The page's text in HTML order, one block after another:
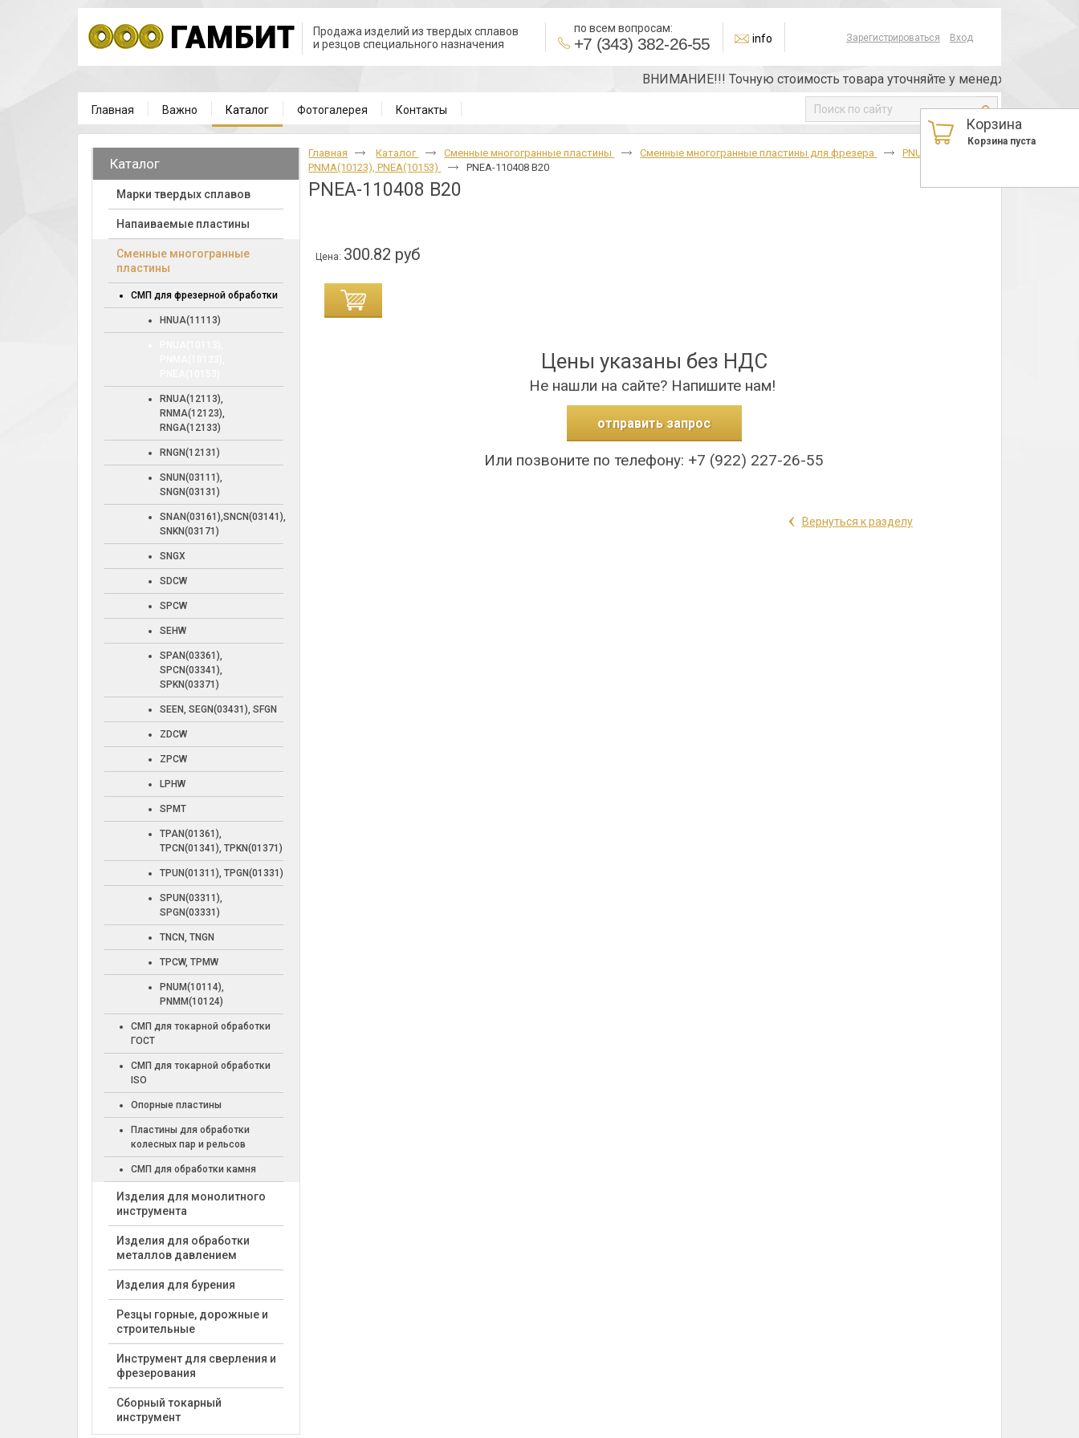
Зарегистрироваться Вход
Продажа изделий из твердых сплавов
и резцов специального назначения
по всем вопросам:
+7 (343) 382-26-55 info
ВНИМАНИЕ!!! Точную стоимость товара уточняйте у менеджера или по
Главная Важно Каталог Фотогалерея Контакты
Корзина
Корзина пуста
Каталог
Марки твердых сплавов
Напаиваемые пластины
Cменные многогранные
пластины
СМП для фрезерной обработки
HNUA(11113)
RNUA(12113),
RNMA(12123),
RNGA(12133)
RNGN(12131)
SNUN(03111),
SNGN(03131)
SNAN(03161),SNCN(03141),
SNKN(03171)
SNGX
SDCW
SPCW
SEHW
SPAN(03361),
SPCN(03341),
SPKN(03371)
SEEN, SEGN(03431), SFGN
ZDCW
ZPCW
LPHW
SPMT
TPAN(01361),
TPCN(01341), TPKN(01371)
TPUN(01311), TPGN(01331)
SPUN(03311),
SPGN(03331)
TNCN, TNGN
TPCW, TPMW
PNUM(10114),
PNMM(10124)
СМП для токарной обработки
ГОСТ
СМП для токарной обработки
ISO
Опорные пластины
Пластины для обработки
колесных пар и рельсов
СМП для обработки камня
Изделия для монолитного
инструмента
Изделия для обработки
металлов давлением
Изделия для бурения
Резцы горные, дорожные и
строительные
Инструмент для сверления и
фрезерования
Сборный токарный
инструмент
Главная Каталог Cменные многогранные пластины Cменные многогранные пластины для фрезера
PNUA(10113),
PNMA(10123), PNEA(10153)
PNEA-110408 B20
PNEA-110408 B20
Цена: 300.82 руб
Цены указаны без НДС
Не нашли на сайте? Напишите нам!
отправить запрос
Или позвоните по телефону: +7 (922) 227-26-55
‹ Вернуться к разделу